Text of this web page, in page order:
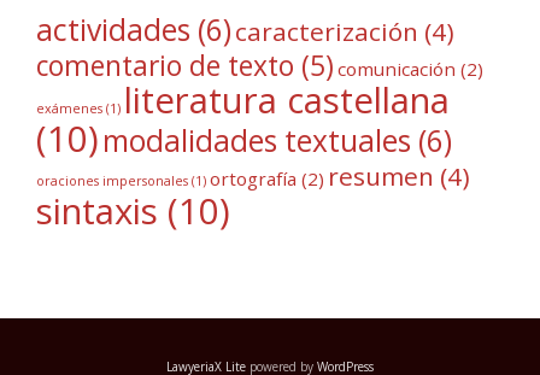
actividades (6)caracterización (4)
comentario de texto (5) comunicación (2)
exámenes (1) literatura castellana
(10)modalidades textuales (6)
oraciones impersonales (1) ortografía (2) resumen (4)
sintaxis (10)
LawyeriaX Lite powered by WordPress